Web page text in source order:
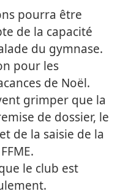
pourra être
de la capacité
du gymnase.
pour les
de Noël.
grimper que la
de dossier, le
de la saisie de la
le club est